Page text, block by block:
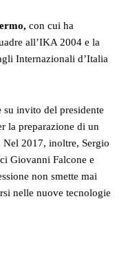
con cui ha
all’IKA 2004 e la
Internazionali d’Italia
su invito del presidente
la preparazione di un
2017, inoltre, Sergio
Giovanni Falcone e
non smette mai
nelle nuove tecnologie